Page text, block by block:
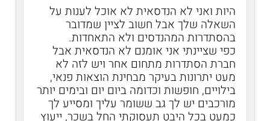
היות ואני לא הנדסאית לא אוכל לענות על
השאלה שלך אבל חשוב לציין שמדובר
בהסתדרות המהנדסים ולא התאחדות.
כפי שציינתי אני אומנם לא הנדסאית אבל
חברת הסתדרות מתחום אחר ויש לזה לא
מעט יתרונות בעיקר מבחינת הוצאות פנאי,
בילויים, חופשות וכדומה ביום יום ובימים יותר
מורכבים יש לך גב ששומר עליך ומסייע לך
כמעט בכל היבט תעסוקתי החל בשכר, ייעוץ